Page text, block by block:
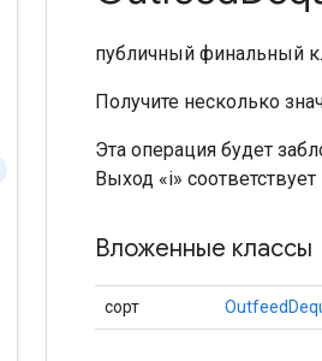
публичный финальный
Получите несколько
Эта операция будет
Выход «i»
Вложенные классы
сорт